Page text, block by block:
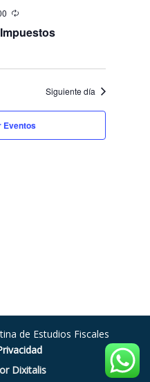
Siguiente día
Eventos
de Estudios Fiscales
Dixitalis